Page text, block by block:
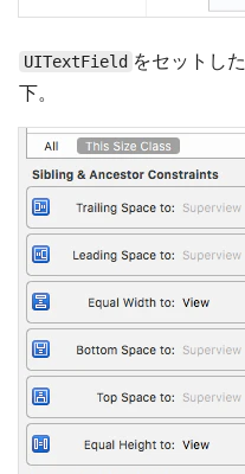
UITextField をセットした
下。